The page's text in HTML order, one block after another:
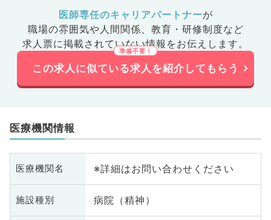
医師専任のキャリアパートナーが
職場の雰囲気や人間関係、 教育・研修制度など
求人票に掲載されていない情報をお伝えします。
この求人に似ている求人を紹介してもらう
医療機関情報
医療機関名 ※詳細はお問い合わせください
施設種別 病院（精神）